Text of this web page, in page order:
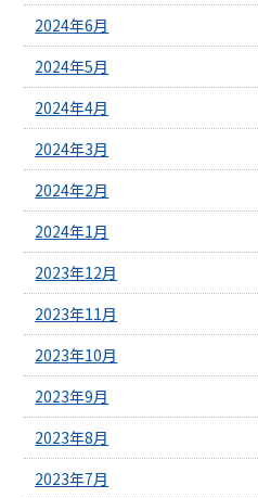
2024年6月
2024年5月
2024年4月
2024年3月
2024年2月
2024年1月
2023年12月
2023年11月
2023年10月
2023年9月
2023年8月
2023年7月